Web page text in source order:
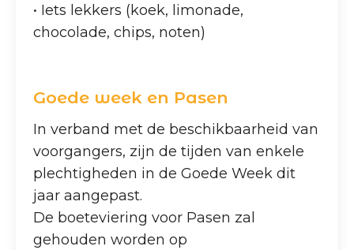
• Iets lekkers (koek, limonade,
chocolade, chips, noten)
Goede week en Pasen
In verband met de beschikbaarheid van
voorgangers, zijn de tijden van enkele
plechtigheden in de Goede Week dit
jaar aangepast.
De boeteviering voor Pasen zal
gehouden worden op